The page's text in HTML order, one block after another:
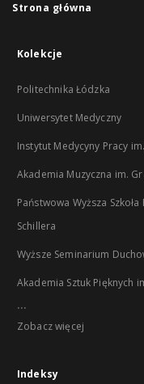
Strona główna
Kolekcje
Politechnika Łódzka
Uniwersytet Medyczny
Instytut Medycyny Pracy
Akademia Muzyczna im.
Państwowa Wyższa
Schillera
Wyższe Seminarium
Akademia Sztuk Pięknych
...
Zobacz więcej
Indeksy